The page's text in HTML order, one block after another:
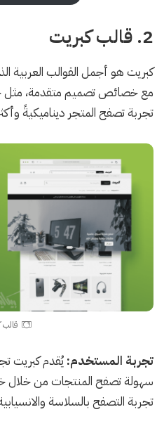
2. قالب كبريت
كبريت هو أجمل القوالب العربية
مع خصائص تصميم متقدمة، مثل
تجربة تصفح المتجر ديناميكيةً
قالب
تجربة المستخدم:يُقدم كبريت
سهولة تصفح المنتجات من خلال
تجربة التصفح بالسلاسة